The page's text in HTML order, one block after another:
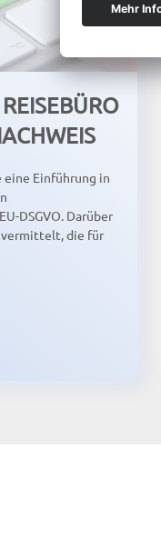
eine Einführung in
DSGVO. Darüber
vermittelt, die für